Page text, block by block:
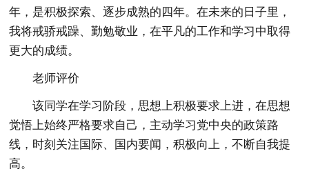
年，是积极探索、逐步成熟的四年。在未来的日子里，
我将戒骄戒躁、勤勉敬业，在平凡的工作和学习中取得
更大的成绩。
老师评价
该同学在学习阶段，思想上积极要求上进，在思想
觉悟上始终严格要求自己，主动学习党中央的政策路
线，时刻关注国际、国内要闻，积极向上，不断自我提
高。